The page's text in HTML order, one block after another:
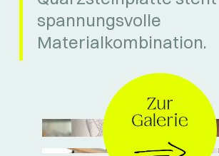
spannungsvolle
Materialkombination.